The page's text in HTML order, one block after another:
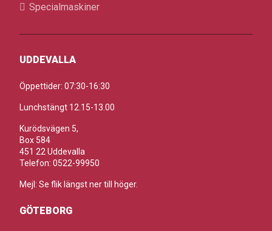
Specialmaskiner
UDDEVALLA
Öppettider: 07:30-16:30
Lunchstängt 12.15-13.00
Kurödsvägen 5,
Box 584
451 22 Uddevalla
Telefon: 0522-99950
Mejl: Se flik längst ner till höger.
GÖTEBORG